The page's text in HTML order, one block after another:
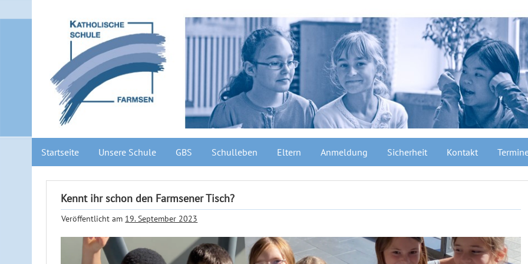
Startseite Unsere Schule GBS Schulleben Eltern Anmeldung Sicherheit Kontakt
Kennt ihr schon den Farmsener Tisch?
Veröffentlicht am 19. September 2023